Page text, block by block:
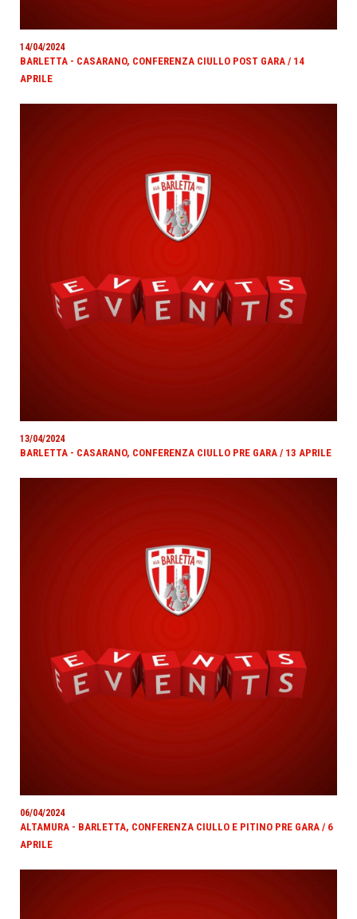
14/04/2024
BARLETTA - CASARANO, CONFERENZA CIULLO POST GARA / 14
APRILE
13/04/2024
BARLETTA - CASARANO, CONFERENZA CIULLO PRE GARA / 13 APRILE
06/04/2024
ALTAMURA - BARLETTA, CONFERENZA CIULLO E PITINO PRE GARA / 6
APRILE